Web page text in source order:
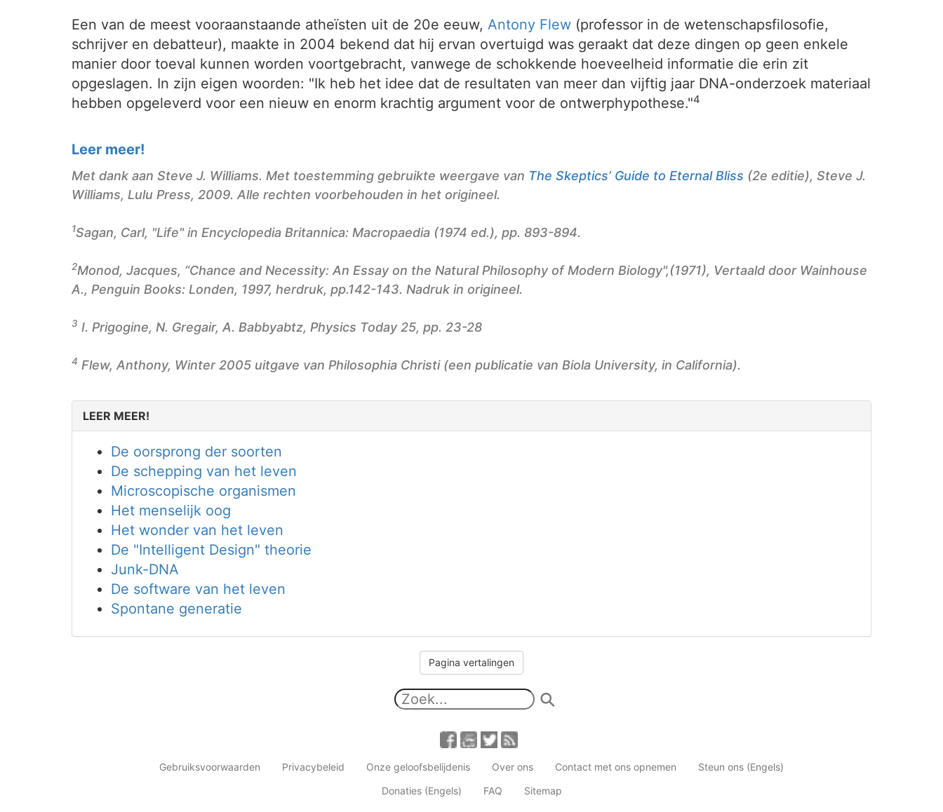
Een van de meest vooraanstaande atheïsten uit de 20e eeuw, Antony Flew (professor in de wetenschapsfilosofie,
schrijver en debatteur), maakte in 2004 bekend dat hij ervan overtuigd was geraakt dat deze dingen op geen enkele
manier door toeval kunnen worden voortgebracht, vanwege de schokkende hoeveelheid informatie die erin zit
opgeslagen. In zijn eigen woorden: "Ik heb het idee dat de resultaten van meer dan vijftig jaar DNA-onderzoek materiaal
hebben opgeleverd voor een nieuw en enorm krachtig argument voor de ontwerphypothese."4
Leer meer!
Met dank aan Steve J. Williams. Met toestemming gebruikte weergave van The Skeptics’ Guide to Eternal Bliss (2e editie), Steve J.
Williams, Lulu Press, 2009. Alle rechten voorbehouden in het origineel.
1Sagan, Carl, "Life"in Encyclopedia Britannica: Macropaedia (1974 ed.), pp. 893-894.
2Monod, Jacques, “Chance and Necessity: An Essay on the Natural Philosophy of Modern Biology",(1971), Vertaald door Wainhouse
A., Penguin Books: Londen, 1997, herdruk, pp.142-143. Nadruk in origineel.
3 I. Prigogine, N. Gregair, A. Babbyabtz, Physics Today 25, pp. 23-28
4 Flew, Anthony, Winter 2005 uitgave van Philosophia Christi (een publicatie van Biola University, in California).
LEER MEER!
De oorsprong der soorten
De schepping van het leven
Microscopische organismen
Het menselijk oog
Het wonder van het leven
De "Intelligent Design" theorie
Junk-DNA
De software van het leven
Spontane generatie
Pagina vertalingen
Gebruiksvoorwaarden Privacybeleid Onze geloofsbelijdenis Over ons Contact met ons opnemen
Steun ons (Engels)
Donaties (Engels)
FAQ Sitemap